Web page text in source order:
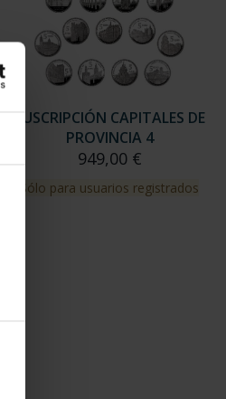
SUSCRIPCIÓN CAPITALES DE
PROVINCIA 4
949,00 €
Sólo para usuarios registrados